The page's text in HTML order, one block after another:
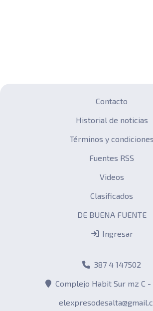
Contacto
Historial de noticias
Términos y condiciones
Fuentes RSS
Videos
Clasificados
DE BUENA FUENTE
Ingresar
387 4 147502
Complejo Habit Sur mz C -